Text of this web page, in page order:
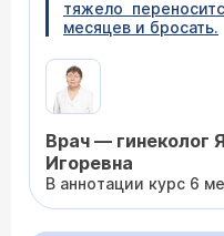
тяжело
месяцев и бросать.
Врач — гинеколог
Игоревна
В аннотации курс 6